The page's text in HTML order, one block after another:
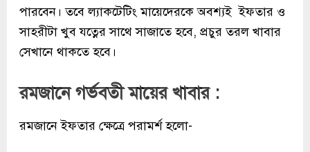
পারবেন। তবে ল্যাকটেটিং মায়েদেরকে অবশ্যই ইফতার ও
সাহরীটা খুব যত্নের সাথে সাজাতে হবে, প্রচুর তরল খাবার
সেখানে থাকতে হবে।
রমজানে গর্ভবতী মায়ের খাবার :
রমজানে ইফতার ক্ষেত্রে পরামর্শ হলো-